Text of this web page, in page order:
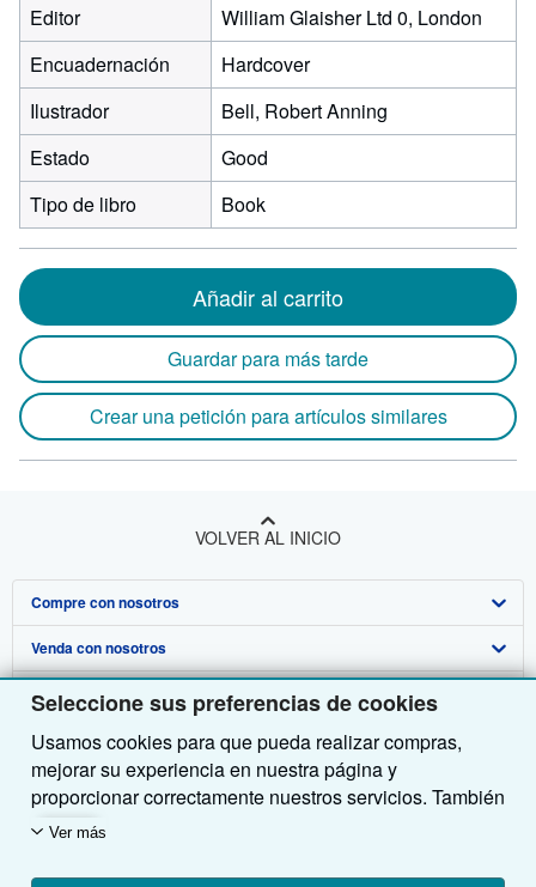
Seleccione sus preferencias de cookies
Usamos cookies para que pueda realizar compras,
mejorar su experiencia en nuestra página y
proporcionar correctamente nuestros servicios. También
utilizamos cookies para comprender el modo en que los
midiendo las visitas al sitio) y así poder realizar
Ver más
Editor
William Glaisher Ltd 0, London
Encuadernación
Hardcover
Ilustrador
Bell, Robert Anning
Estado
Good
Tipo de libro
Book
Añadir al carrito
Guardar para más tarde
Crear una petición para artículos similares
VOLVER AL INICIO
Compre con nosotros
Búsqueda avanzada
Colecciones
Mi cuenta
Mis pedidos
Ver carrito
Venda con nosotros
Comenzar a vender
Únase a nuestro programa de afiliados
Recomiende un vendedor
Sobre nosotros
Sobre IberLibro
Medios
Empleo
Política de Privacidad
Obtener Ayuda
Preguntas frecuentes y guías
Atención al Cliente
Otras compañías de AbeBooks
AbeBooks.com
AbeBooks.co.uk
Siga a IberLibro